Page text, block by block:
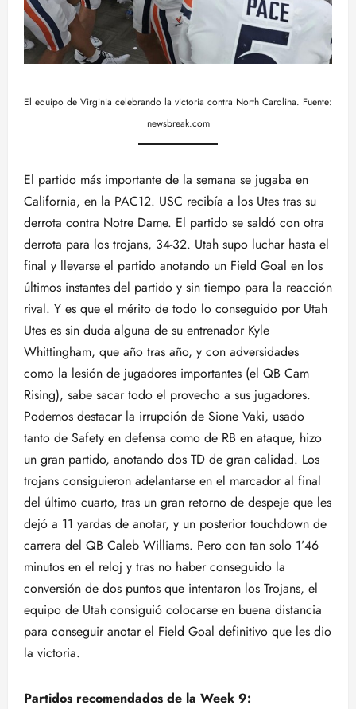
El equipo de Virginia celebrando la victoria contra North Carolina. Fuente:
newsbreak.com
El partido más importante de la semana se jugaba en
California, en la PAC12. USC recibía a los Utes tras su
derrota contra Notre Dame. El partido se saldó con otra
derrota para los trojans, 34-32. Utah supo luchar hasta el
final y llevarse el partido anotando un Field Goal en los
últimos instantes del partido y sin tiempo para la reacción
rival. Y es que el mérito de todo lo conseguido por Utah
Utes es sin duda alguna de su entrenador Kyle
Whittingham, que año tras año, y con adversidades
como la lesión de jugadores importantes (el QB Cam
Rising), sabe sacar todo el provecho a sus jugadores.
Podemos destacar la irrupción de Sione Vaki, usado
tanto de Safety en defensa como de RB en ataque, hizo
un gran partido, anotando dos TD de gran calidad. Los
trojans consiguieron adelantarse en el marcador al final
del último cuarto, tras un gran retorno de despeje que les
dejó a 11 yardas de anotar, y un posterior touchdown de
carrera del QB Caleb Williams. Pero con tan solo 1’46
minutos en el reloj y tras no haber conseguido la
conversión de dos puntos que intentaron los Trojans, el
equipo de Utah consiguió colocarse en buena distancia
para conseguir anotar el Field Goal definitivo que les dio
la victoria.
Partidos recomendados de la Week 9: